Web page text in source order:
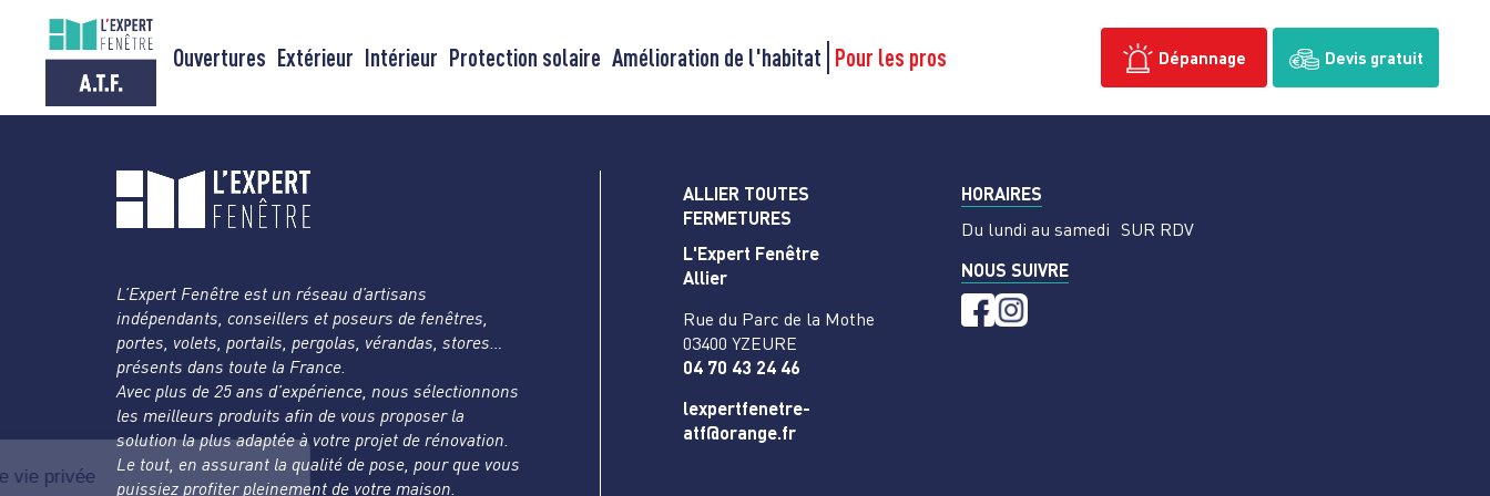
contenu
Dépannage Devis gratuit
Ouvertures Extérieur Intérieur Protection solaire Amélioration de l'habitat Pour les pros
L’Expert Fenêtre est un réseau d’artisans
indépendants, conseillers et poseurs de fenêtres,
portes, volets, portails, pergolas, vérandas, stores…
présents dans toute la France.
Avec plus de 25 ans d’expérience, nous sélectionnons
les meilleurs produits afin de vous proposer la
solution la plus adaptée à votre projet de rénovation.
Le tout, en assurant la qualité de pose, pour que vous
puissiez profiter pleinement de votre maison.
ALLIER TOUTES
FERMETURES
L'Expert Fenêtre
Allier
Rue du Parc de la Mothe
03400 YZEURE
04 70 43 24 46
lexpertfenetre-
atf@orange.fr
HORAIRES
Du lundi au samedi SUR RDV
NOUS SUIVRE